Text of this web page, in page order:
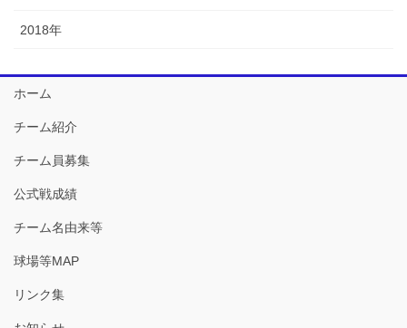
2018年
ホーム
チーム紹介
チーム員募集
公式戦成績
チーム名由来等
球場等MAP
リンク集